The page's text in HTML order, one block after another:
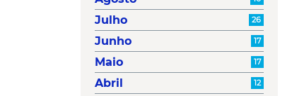
Julho 26
Junho 17
Maio 17
Abril 12